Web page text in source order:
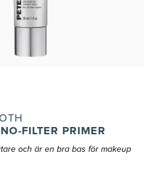
FILTER PRIMER
och är en bra bas för makeup